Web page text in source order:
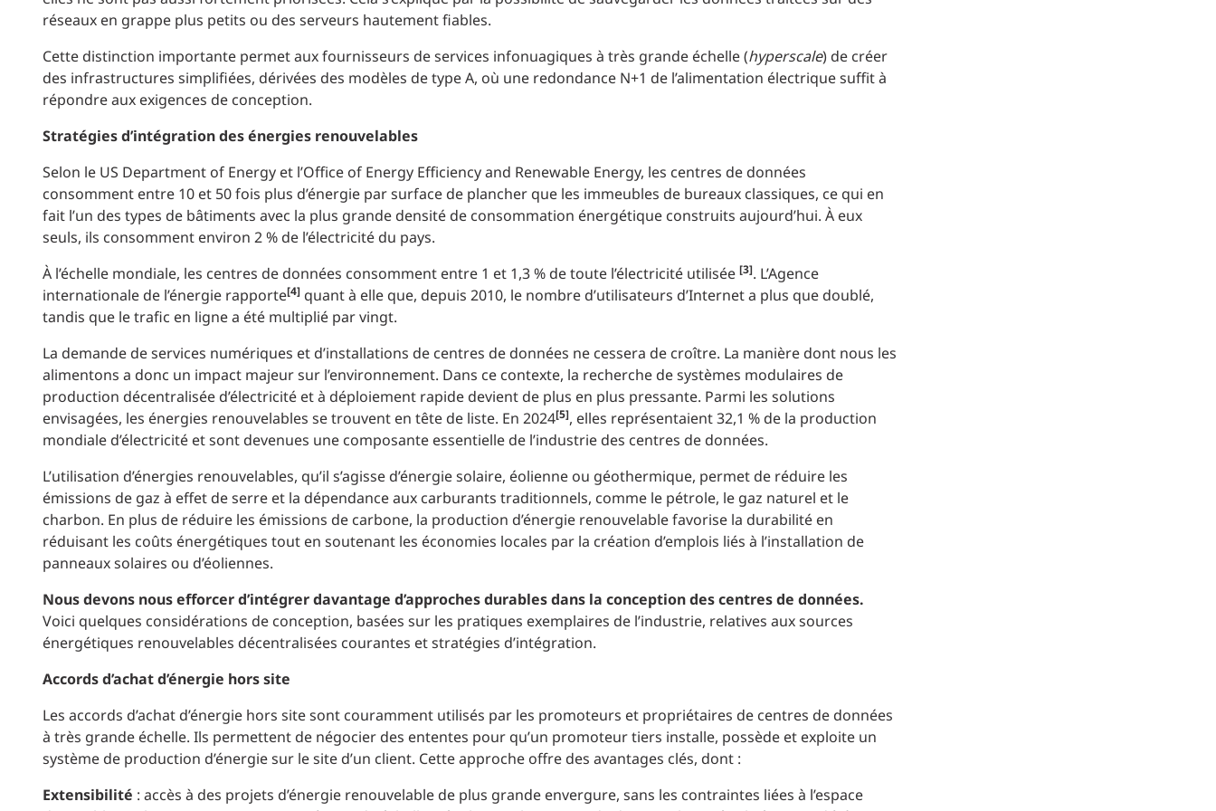
réseaux en grappe plus petits ou des serveurs hautement fiables.
Cette distinction importante permet aux fournisseurs de services infonuagiques à très grande échelle (hyperscale) de créer
des infrastructures simplifiées, dérivées des modèles de type A, où une redondance N+1 de l’alimentation électrique suffit à
répondre aux exigences de conception.
Stratégies d’intégration des énergies renouvelables
Selon le US Department of Energy et l’Office of Energy Efficiency and Renewable Energy, les centres de données
consomment entre 10 et 50 fois plus d’énergie par surface de plancher que les immeubles de bureaux classiques, ce qui en
fait l’un des types de bâtiments avec la plus grande densité de consommation énergétique construits aujourd’hui. À eux
seuls, ils consomment environ 2 % de l’électricité du pays.
À l’échelle mondiale, les centres de données consomment entre 1 et 1,3 % de toute l’électricité utilisée [3]. L’Agence
internationale de l’énergie rapporte[4] quant à elle que, depuis 2010, le nombre d’utilisateurs d’Internet a plus que doublé,
tandis que le trafic en ligne a été multiplié par vingt.
La demande de services numériques et d’installations de centres de données ne cessera de croître. La manière dont nous les
alimentons a donc un impact majeur sur l’environnement. Dans ce contexte, la recherche de systèmes modulaires de
production décentralisée d’électricité et à déploiement rapide devient de plus en plus pressante. Parmi les solutions
envisagées, les énergies renouvelables se trouvent en tête de liste. En 2024[5], elles représentaient 32,1 % de la production
mondiale d’électricité et sont devenues une composante essentielle de l’industrie des centres de données.
L’utilisation d’énergies renouvelables, qu’il s’agisse d’énergie solaire, éolienne ou géothermique, permet de réduire les
émissions de gaz à effet de serre et la dépendance aux carburants traditionnels, comme le pétrole, le gaz naturel et le
charbon. En plus de réduire les émissions de carbone, la production d’énergie renouvelable favorise la durabilité en
réduisant les coûts énergétiques tout en soutenant les économies locales par la création d’emplois liés à l’installation de
panneaux solaires ou d’éoliennes.
Nous devons nous efforcer d’intégrer davantage d’approches durables dans la conception des centres de données.
Voici quelques considérations de conception, basées sur les pratiques exemplaires de l’industrie, relatives aux sources
énergétiques renouvelables décentralisées courantes et stratégies d’intégration.
Accords d’achat d’énergie hors site
Les accords d’achat d’énergie hors site sont couramment utilisés par les promoteurs et propriétaires de centres de données
à très grande échelle. Ils permettent de négocier des ententes pour qu’un promoteur tiers installe, possède et exploite un
système de production d’énergie sur le site d’un client. Cette approche offre des avantages clés, dont :
Extensibilité : accès à des projets d’énergie renouvelable de plus grande envergure, sans les contraintes liées à l’espace